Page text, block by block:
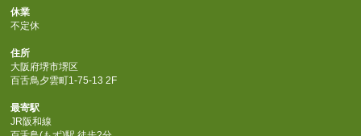
休業
不定休
住所
大阪府堺市堺区
百舌鳥夕雲町1-75-13 2F
最寄駅
JR阪和線